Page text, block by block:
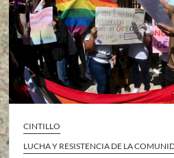
CINTILLO
LUCHA Y RESISTENCIA DE LA